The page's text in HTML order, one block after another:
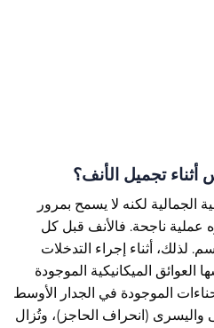
تجميل الأنف؟
الجمالية لكنه لا يسمح بمرور
عملية ناجحة. فالأنف قبل كل
أثناء إجراء التدخلات
العوائق الميكانيكية الموجودة
الموجودة في الجدار الأوسط
واليسرى (انحراف الحاجز)، وتُزال